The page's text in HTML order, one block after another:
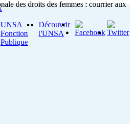
UNSA
Fonction
Publique
Découvrir
l'UNSA